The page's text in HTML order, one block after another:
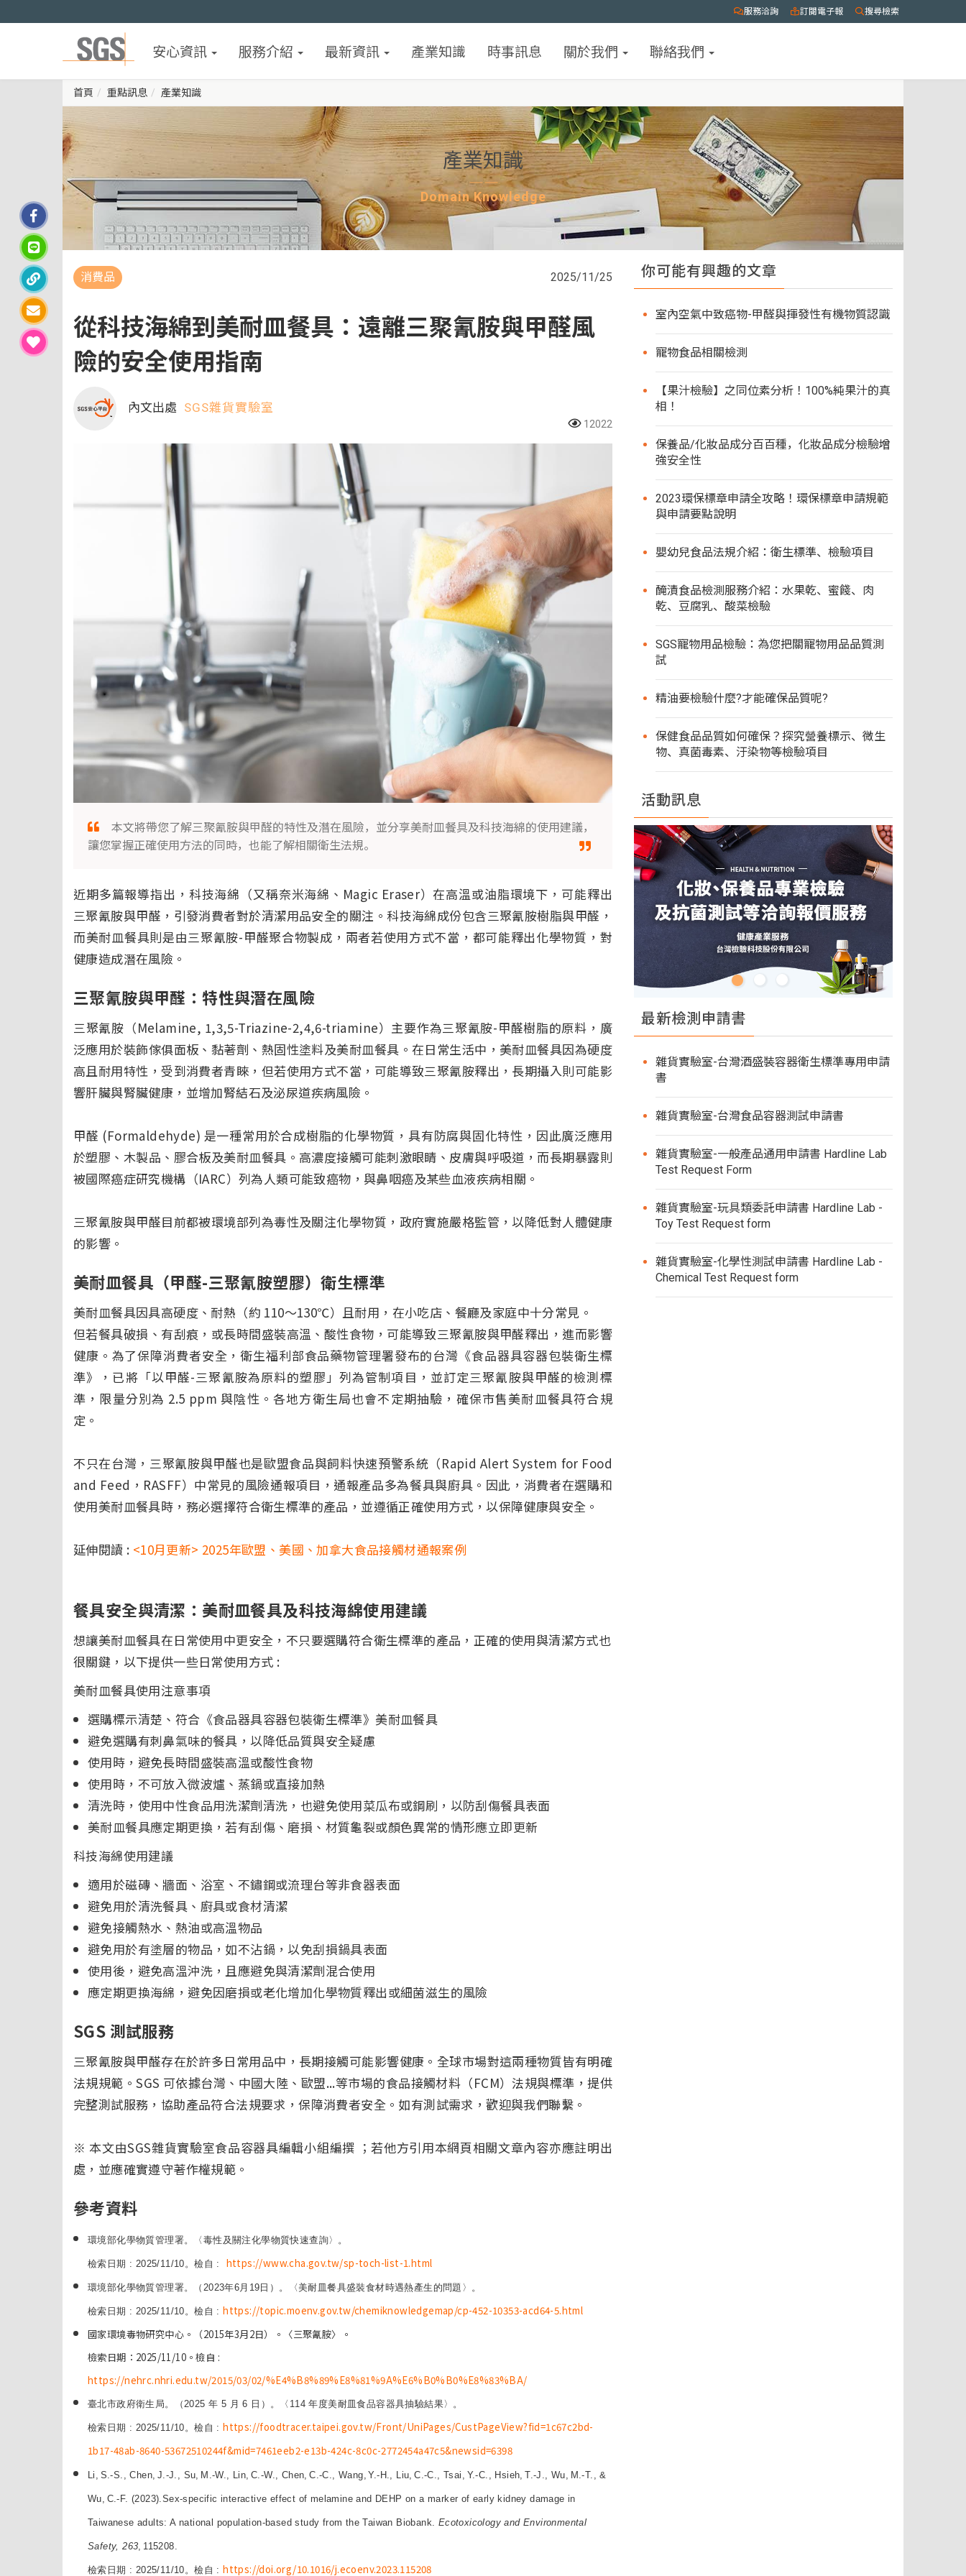
服務洽詢 訂閱電子報 搜尋檢索
安心資訊 服務介紹 最新資訊 產業知識 時事訊息 關於我們 聯絡我們
首頁 重點訊息 產業知識
產業知識
Domain Knowledge
消費品 2025/11/25
從科技海綿到美耐皿餐具：遠離三聚氰胺與甲醛風
險的安全使用指南
內文出處 SGS雜貨實驗室
12022
本文將帶您了解三聚氰胺與甲醛的特性及潛在風險，並分享美耐皿餐具及科技海綿的使用建議，
讓您掌握正確使用方法的同時，也能了解相關衛生法規。
近期多篇報導指出，科技海綿（又稱奈米海綿、Magic Eraser）在高溫或油脂環境下，可能釋出
三聚氰胺與甲醛，引發消費者對於清潔用品安全的關注。科技海綿成份包含三聚氰胺樹脂與甲醛，
而美耐皿餐具則是由三聚氰胺-甲醛聚合物製成，兩者若使用方式不當，都可能釋出化學物質，對
健康造成潛在風險。
三聚氰胺與甲醛：特性與潛在風險
三聚氰胺（Melamine, 1,3,5-Triazine-2,4,6-triamine）主要作為三聚氰胺-甲醛樹脂的原料，廣
泛應用於裝飾傢俱面板、黏著劑、熱固性塗料及美耐皿餐具。在日常生活中，美耐皿餐具因為硬度
高且耐用特性，受到消費者青睞，但若使用方式不當，可能導致三聚氰胺釋出，長期攝入則可能影
響肝臟與腎臟健康，並增加腎結石及泌尿道疾病風險。
甲醛 (Formaldehyde) 是一種常用於合成樹脂的化學物質，具有防腐與固化特性，因此廣泛應用
於塑膠、木製品、膠合板及美耐皿餐具。高濃度接觸可能刺激眼睛、皮膚與呼吸道，而長期暴露則
被國際癌症研究機構（IARC）列為人類可能致癌物，與鼻咽癌及某些血液疾病相關。
三聚氰胺與甲醛目前都被環境部列為毒性及關注化學物質，政府實施嚴格監管，以降低對人體健康
的影響。
美耐皿餐具（甲醛-三聚氰胺塑膠）衛生標準
美耐皿餐具因具高硬度、耐熱（約 110～130℃）且耐用，在小吃店、餐廳及家庭中十分常見。
但若餐具破損、有刮痕，或長時間盛裝高溫、酸性食物，可能導致三聚氰胺與甲醛釋出，進而影響
健康。為了保障消費者安全，衛生福利部食品藥物管理署發布的台灣《食品器具容器包裝衛生標
準》，已將「以甲醛-三聚氰胺為原料的塑膠」列為管制項目，並訂定三聚氰胺與甲醛的檢測標
準，限量分別為 2.5 ppm 與陰性。各地方衛生局也會不定期抽驗，確保市售美耐皿餐具符合規
定。
不只在台灣，三聚氰胺與甲醛也是歐盟食品與飼料快速預警系統（Rapid Alert System for Food
and Feed，RASFF）中常見的風險通報項目，通報產品多為餐具與廚具。因此，消費者在選購和
使用美耐皿餐具時，務必選擇符合衛生標準的產品，並遵循正確使用方式，以保障健康與安全。
延伸閱讀 : <10月更新> 2025年歐盟、美國、加拿大食品接觸材通報案例
餐具安全與清潔：美耐皿餐具及科技海綿使用建議
想讓美耐皿餐具在日常使用中更安全，不只要選購符合衛生標準的產品，正確的使用與清潔方式也
很關鍵，以下提供一些日常使用方式 :
美耐皿餐具使用注意事項
選購標示清楚、符合《食品器具容器包裝衛生標準》美耐皿餐具
避免選購有刺鼻氣味的餐具，以降低品質與安全疑慮
使用時，避免長時間盛裝高溫或酸性食物
使用時，不可放入微波爐、蒸鍋或直接加熱
清洗時，使用中性食品用洗潔劑清洗，也避免使用菜瓜布或鋼刷，以防刮傷餐具表面
美耐皿餐具應定期更換，若有刮傷、磨損、材質龜裂或顏色異常的情形應立即更新
科技海綿使用建議
適用於磁磚、牆面、浴室、不鏽鋼或流理台等非食器表面
避免用於清洗餐具、廚具或食材清潔
避免接觸熱水、熱油或高溫物品
避免用於有塗層的物品，如不沾鍋，以免刮損鍋具表面
使用後，避免高溫沖洗，且應避免與清潔劑混合使用
應定期更換海綿，避免因磨損或老化增加化學物質釋出或細菌滋生的風險
SGS 測試服務
三聚氰胺與甲醛存在於許多日常用品中，長期接觸可能影響健康。全球市場對這兩種物質皆有明確
法規規範。SGS 可依據台灣、中國大陸、歐盟...等市場的食品接觸材料（FCM）法規與標準，提供
完整測試服務，協助產品符合法規要求，保障消費者安全。如有測試需求，歡迎與我們聯繫。
※ 本文由SGS雜貨實驗室食品容器具編輯小組編撰 ；若他方引用本網頁相關文章內容亦應註明出
處，並應確實遵守著作權規範。
參考資料
環境部化學物質管理署。〈毒性及關注化學物質快速查詢〉。
檢索日期 : 2025/11/10。檢自 : https://www.cha.gov.tw/sp-toch-list-1.html
環境部化學物質管理署。（2023年6月19日）。〈美耐皿餐具盛裝食材時遇熱產生的問題〉。
檢索日期 : 2025/11/10。檢自 : https://topic.moenv.gov.tw/chemiknowledgemap/cp-452-10353-acd64-5.html
國家環境毒物研究中心。（2015年3月2日）。〈三聚氰胺〉。
檢索日期：2025/11/10。檢自 :
https://nehrc.nhri.edu.tw/2015/03/02/%E4%B8%89%E8%81%9A%E6%B0%B0%E8%83%BA/
臺北市政府衛生局。（2025 年 5 月 6 日）。〈114 年度美耐皿食品容器具抽驗結果〉。
檢索日期 : 2025/11/10。檢自 : https://foodtracer.taipei.gov.tw/Front/UniPages/CustPageView?fid=1c67c2bd-
1b17-48ab-8640-53672510244f&mid=7461eeb2-e13b-424c-8c0c-2772454a47c5&newsid=6398
Li, S.-S., Chen, J.-J., Su, M.-W., Lin, C.-W., Chen, C.-C., Wang, Y.-H., Liu, C.-C., Tsai, Y.-C., Hsieh, T.-J., Wu, M.-T., &
Wu, C.-F. (2023).Sex‑specific interactive effect of melamine and DEHP on a marker of early kidney damage in
Taiwanese adults: A national population‑based study from the Taiwan Biobank. Ecotoxicology and Environmental
Safety, 263, 115208.
檢索日期 : 2025/11/10。檢自 : https://doi.org/10.1016/j.ecoenv.2023.115208
你可能有興趣的文章
室內空氣中致癌物-甲醛與揮發性有機物質認識
寵物食品相關檢測
【果汁檢驗】之同位素分析！100%純果汁的真
相！
保養品/化妝品成分百百種，化妝品成分檢驗增
強安全性
2023環保標章申請全攻略！環保標章申請規範
與申請要點說明
嬰幼兒食品法規介紹：衛生標準、檢驗項目
醃漬食品檢測服務介紹：水果乾、蜜餞、肉
乾、豆腐乳、酸菜檢驗
SGS寵物用品檢驗：為您把關寵物用品品質測
試
精油要檢驗什麼?才能確保品質呢?
保健食品品質如何確保？探究營養標示、微生
物、真菌毒素、汙染物等檢驗項目
活動訊息
最新檢測申請書
雜貨實驗室-台灣酒盛裝容器衛生標準專用申請
書
雜貨實驗室-台灣食品容器測試申請書
雜貨實驗室-一般產品通用申請書 Hardline Lab
Test Request Form
雜貨實驗室-玩具類委託申請書 Hardline Lab -
Toy Test Request form
雜貨實驗室-化學性測試申請書 Hardline Lab -
Chemical Test Request form